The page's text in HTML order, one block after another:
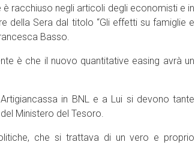
racchiuso negli articoli degli economisti e in
della Sera dal titolo “Gli effetti su famiglie e
Basso.
è che il nuovo quantitative easing avrà un
in BNL e a Lui si devono tante
Ministero del Tesoro.
che si trattava di un vero e proprio